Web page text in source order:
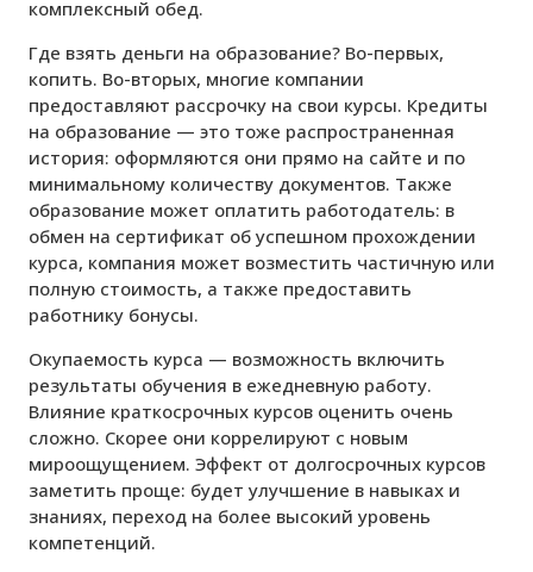
комплексный обед.
Где взять деньги на образование? Во-первых,
копить. Во-вторых, многие компании
предоставляют рассрочку на свои курсы. Кредиты
на образование — это тоже распространенная
история: оформляются они прямо на сайте и по
минимальному количеству документов. Также
образование может оплатить работодатель: в
обмен на сертификат об успешном прохождении
курса, компания может возместить частичную или
полную стоимость, а также предоставить
работнику бонусы.
Окупаемость курса — возможность включить
результаты обучения в ежедневную работу.
Влияние краткосрочных курсов оценить очень
сложно. Скорее они коррелируют с новым
мироощущением. Эффект от долгосрочных курсов
заметить проще: будет улучшение в навыках и
знаниях, переход на более высокий уровень
компетенций.